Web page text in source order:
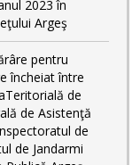
2023 în
Argeş
pentru
încheiat între
de
de Asistenţă
de
de Jandarmi